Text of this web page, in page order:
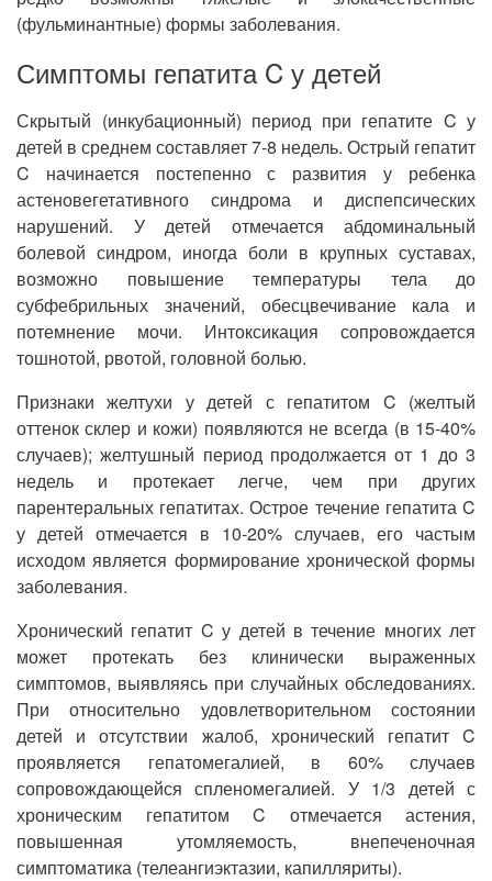
(фульминантные) формы заболевания.
Симптомы гепатита C у детей
Скрытый (инкубационный) период при гепатите C у
детей в среднем составляет 7-8 недель. Острый гепатит
C начинается постепенно с развития у ребенка
астеновегетативного синдрома и диспепсических
нарушений. У детей отмечается абдоминальный
болевой синдром, иногда боли в крупных суставах,
возможно повышение температуры тела до
субфебрильных значений, обесцвечивание кала и
потемнение мочи. Интоксикация сопровождается
тошнотой, рвотой, головной болью.
Признаки желтухи у детей с гепатитом C (желтый
оттенок склер и кожи) появляются не всегда (в 15-40%
случаев); желтушный период продолжается от 1 до 3
недель и протекает легче, чем при других
парентеральных гепатитах. Острое течение гепатита C
у детей отмечается в 10-20% случаев, его частым
исходом является формирование хронической формы
заболевания.
Хронический гепатит C у детей в течение многих лет
может протекать без клинически выраженных
симптомов, выявляясь при случайных обследованиях.
При относительно удовлетворительном состоянии
детей и отсутствии жалоб, хронический гепатит C
проявляется гепатомегалией, в 60% случаев
сопровождающейся спленомегалией. У 1/3 детей с
хроническим гепатитом C отмечается астения,
повышенная утомляемость, внепеченочная
симптоматика (телеангиэктазии, капилляриты).